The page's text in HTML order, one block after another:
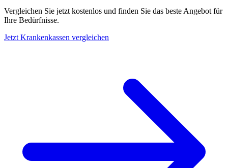
Vergleichen Sie jetzt kostenlos und finden Sie das beste Angebot für
Ihre Bedürfnisse.
Jetzt Krankenkassen vergleichen